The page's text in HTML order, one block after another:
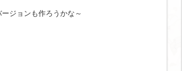
ジョンも作ろうかな～